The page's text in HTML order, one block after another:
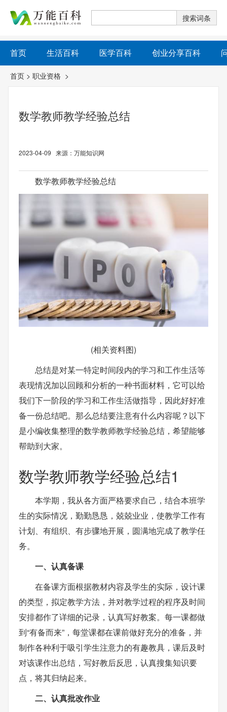
首页 生活百科 医学百科 创业分享百科
首页 > 职业资格 >
数学教师教学经验总结
2023-04-09 来源：万能知识网
数学教师教学经验总结
(相关资料图)
总结是对某一特定时间段内的学习和工作生活等
表现情况加以回顾和分析的一种书面材料，它可以给
我们下一阶段的学习和工作生活做指导，因此好好准
备一份总结吧。那么总结要注意有什么内容呢？以下
是小编收集整理的数学教师教学经验总结，希望能够
帮助到大家。
数学教师教学经验总结1
本学期，我从各方面严格要求自己，结合本班学
生的实际情况，勤勤恳恳，兢兢业业，使教学工作有
计划、有组织、有步骤地开展，圆满地完成了教学任
务。
一、认真备课
在备课方面根据教材内容及学生的实际，设计课
的类型，拟定教学方法，并对教学过程的程序及时间
安排都作了详细的记录，认真写好教案。每一课都做
到“有备而来”，每堂课都在课前做好充分的准备，并
制作各种利于吸引学生注意力的有趣教具，课后及时
对该课作出总结，写好教后反思，认真搜集知识要
点，将其归纳起来。
二、认真批改作业